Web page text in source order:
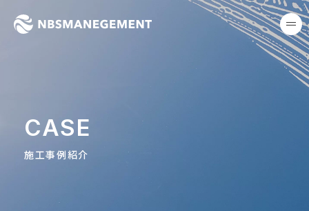
東京の清掃会社｜株式会社
CASE
施工事例紹介